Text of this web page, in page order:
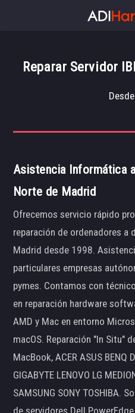
Reparar Servidor
Asistencia Informática
Norte de Madrid
Ofrecemos servicio rápido
reparación de ordenadores a
Madrid desde 1998.
particulares empresas
pymes. Contamos con
en reparación hardware
AMD y Mac en entorno
macOS. Reparación "In Situ"
MacBook, ACER ASUS BENQ
GIGABYTE LENOVO LG
SAMSUNG SONY TOSHIBA.